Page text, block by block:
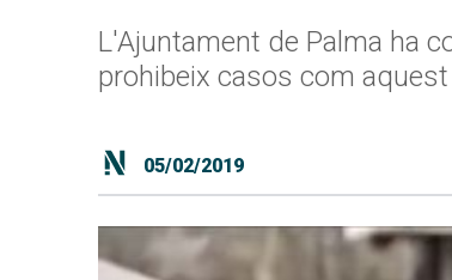
L'Ajuntament de Palma ha
prohibeix casos com aquest
05/02/2019